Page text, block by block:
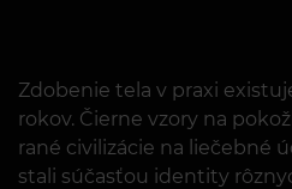
Zdobenie tela v praxi
rokov. Čierne vzory na
rané civilizácie na liečebné
stali súčasťou identity